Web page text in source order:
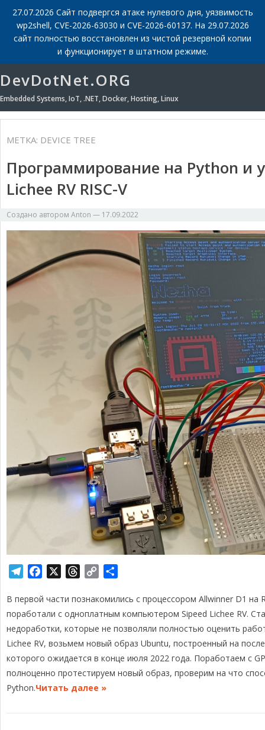
27.07.2026 Сайт подвергся атаке нулевого дня, уязвимость
wp2shell, CVE-2026-63030 и CVE-2026-60137. На 29.07.2026
сайт полностью восстановлен из чистой резервной копии
и функционирует в штатном режиме.
DevDotNet.ORG
Embedded Systems, IoT, .NET, Docker, Hosting, Linux
МЕТКА: DEVICE TREE
Программирование на Python и
Lichee RV RISC-V
Создано автором Anton — 17.09.2022
l
e
g
r
a
m
c
e
b
o
o
k
r
e
a
d
s
p
y
L
i
n
k
п
р
а
в
и
т
В первой части познакомились с процессором Allwinner D1 на
поработали с одноплатным компьютером Sipeed Lichee RV.
недоработки, которые не позволяли полностью оценить
Lichee RV, возьмем новый образ Ubuntu, построенный на
которого ожидается в конце июля 2022 года. Поработаем с
полноценно протестируем новый образ, проверим на что
Python.Читать далее »